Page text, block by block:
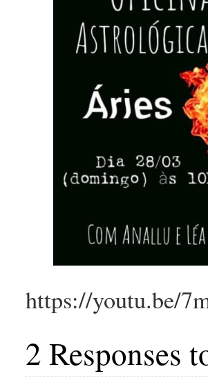
https://youtu.be/
2 Responses